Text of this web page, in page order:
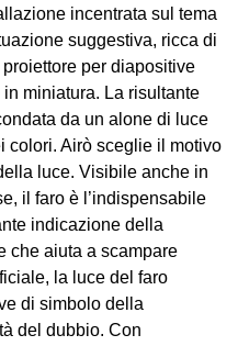
incentrata sul tema
suggestiva, ricca di
per diapositive
in miniatura. La risultante
da un alone di luce
colori. Airò sceglie il motivo
luce. Visibile anche in
il faro è l’indispensabile
indicazione della
che aiuta a scampare
la luce del faro
di simbolo della
del dubbio. Con